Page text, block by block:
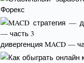
дивергенция MACD —